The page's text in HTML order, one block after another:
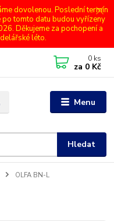
dovolenou. Poslední termín
tomto datu budou vyřízeny
Děkujeme za pochopení a
léto.
Menu
Hledat
0 ks
za 0 Kč
OLFA BN-L